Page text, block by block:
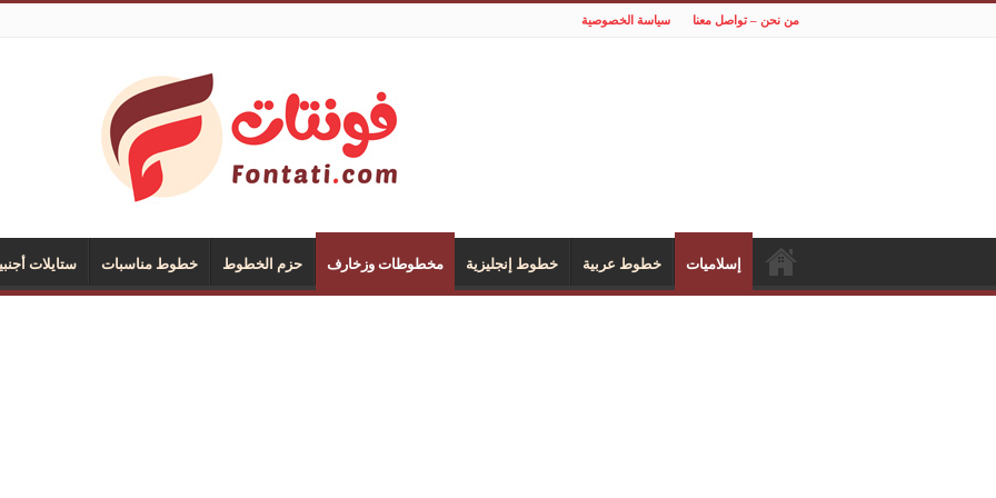
من نحن – تواصل معنا سياسة الخصوصية
إسلاميات خطوط عربية خطوط إنجليزية مخطوطات وزخارف حزم الخطوط خطوط مناسبات ستايلات